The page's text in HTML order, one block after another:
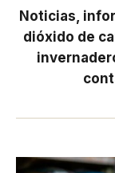
Noticias,
dióxido de